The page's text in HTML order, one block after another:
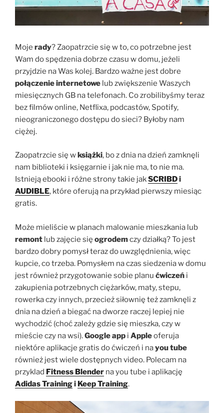
Moje rady? Zaopatrzcie się w to, co potrzebne jest
Wam do spędzenia dobrze czasu w domu, jeżeli
przyjdzie na Was kolej. Bardzo ważne jest dobre
połączenie internetowe lub zwiększenie Waszych
miesięcznych GB na telefonach. Co zrobilibyśmy teraz
bez filmów online, Netflixa, podcastów, Spotify,
nieograniczonego dostępu do sieci? Byłoby nam
ciężej.
Zaopatrzcie się wksiążki, bo z dnia na dzień zamknęli
nam biblioteki i księgarnie i jak nie ma, to nie ma.
Istnieją ebooki i różne strony takie jakSCRIBDi
AUDIBLE, które oferują na przykład pierwszy miesiąc
gratis.
Może mieliście w planach malowanie mieszkania lub
remont lub zajęcie się ogrodemczy działką? To jest
bardzo dobry pomysł teraz do uwzględnienia, więc
kupcie, co trzeba. Pomysłem na czas siedzenia w domu
jest również przygotowanie sobie planu ćwiczeń i
zakupienia potrzebnych ciężarków, maty, stepu,
rowerka czy innych, przecież siłownię też zamknęli z
dnia na dzień a biegać na dworze raczej lepiej nie
wychodzić (choć zależy gdzie się mieszka, czy w
mieście czy na wsi).Google app i Appleoferuja
niektóre aplikacje gratis do ćwiczeń i nayou tube
również jest wiele dostępnych video. Polecam na
przyklad Fitness Blender na you tube i aplikację
Adidas Trainingi Keep Training.